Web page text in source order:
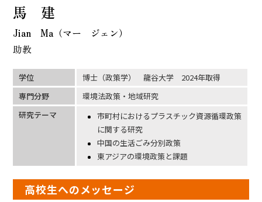
馬 建
Jian Ma（マー ジェン）
助教
学位
博士（政策学） 龍谷大学 2024年取得
専門分野
環境法政策・地域研究
研究テーマ
市町村におけるプラスチック資源循環政策
に関する研究
中国の生活ごみ分別政策
東アジアの環境政策と課題
高校生へのメッセージ